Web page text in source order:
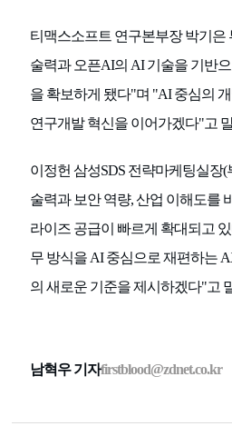
티맥스소프트 연구본부장 박기은
술력과 오픈AI의 AI 기술을 기반
을 확보하게 됐다"며 "AI 중심의
연구개발 혁신을 이어가겠다"고
이정헌 삼성SDS 전략마케팅실장(
술력과 보안 역량, 산업 이해도를
라이즈 공급이 빠르게 확대되고
무 방식을 AI 중심으로 재편하는
의 새로운 기준을 제시하겠다"고
남혁우 기자firstblood@zdnet.co.kr